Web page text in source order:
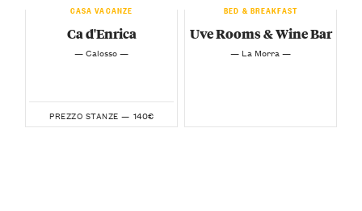
CASA VACANZE
Ca d'Enrica
— Calosso —
PREZZO STANZE — 140€
BED & BREAKFAST
Uve Rooms & Wine Bar
— La Morra —